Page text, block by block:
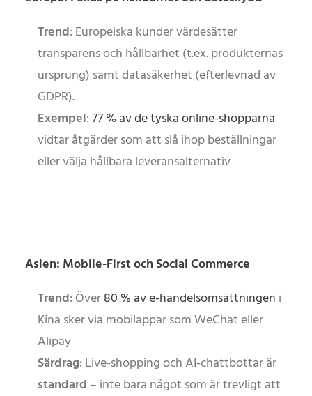
Trend: Europeiska kunder värdesätter
transparens och hållbarhet (t.ex. produkternas
ursprung) samt datasäkerhet (efterlevnad av
GDPR).
Exempel:77 % av de tyska online-shopparna
vidtar åtgärder som att slå ihop beställningar
eller välja hållbara leveransalternativ
Asien: Mobile-First och Social Commerce
Trend: Över80 % av e-handelsomsättningen i
Kina sker via mobilappar som WeChat eller
Alipay
Särdrag: Live-shopping och AI-chattbottar är
standard – inte bara något som är trevligt att